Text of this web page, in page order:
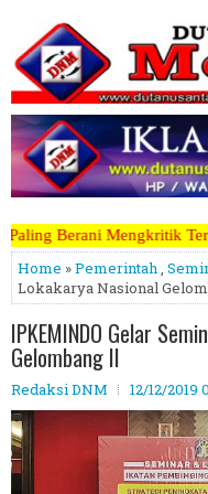
dan Perang
Home »Pemerintah,
Lokakarya Nasional
IPKEMINDO Gelar
Gelombang II
Redaksi DNM 12/12/2019